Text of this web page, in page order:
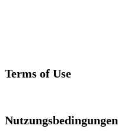
Terms of Use
Nutzungsbedingungen